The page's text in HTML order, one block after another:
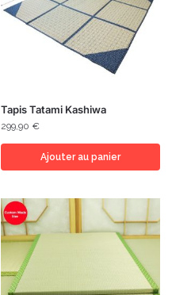
Tapis Tatami Kashiwa
299,90 €
Ajouter au panier